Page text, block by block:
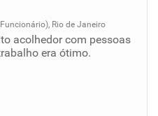
Rio de Janeiro
acolhedor com pessoas
era ótimo.